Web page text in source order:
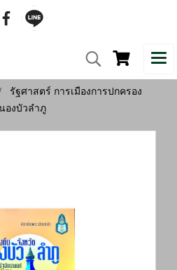
รัฐศาสตร์ การเมืองการปกครอง
องบัวลำภู